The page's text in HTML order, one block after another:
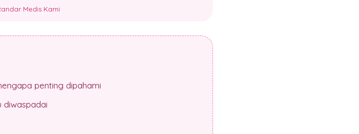
Medis Kami
penting dipahami